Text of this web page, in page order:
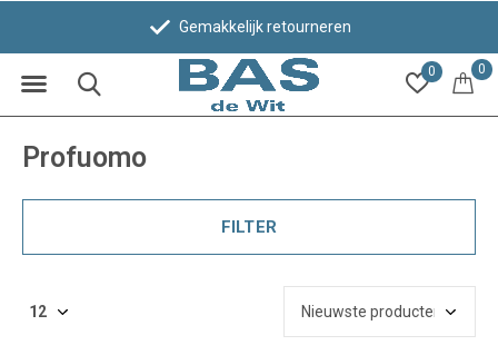
0 0
Bezoek 1 van onze winkels in Leiden!
Profuomo
FILTER